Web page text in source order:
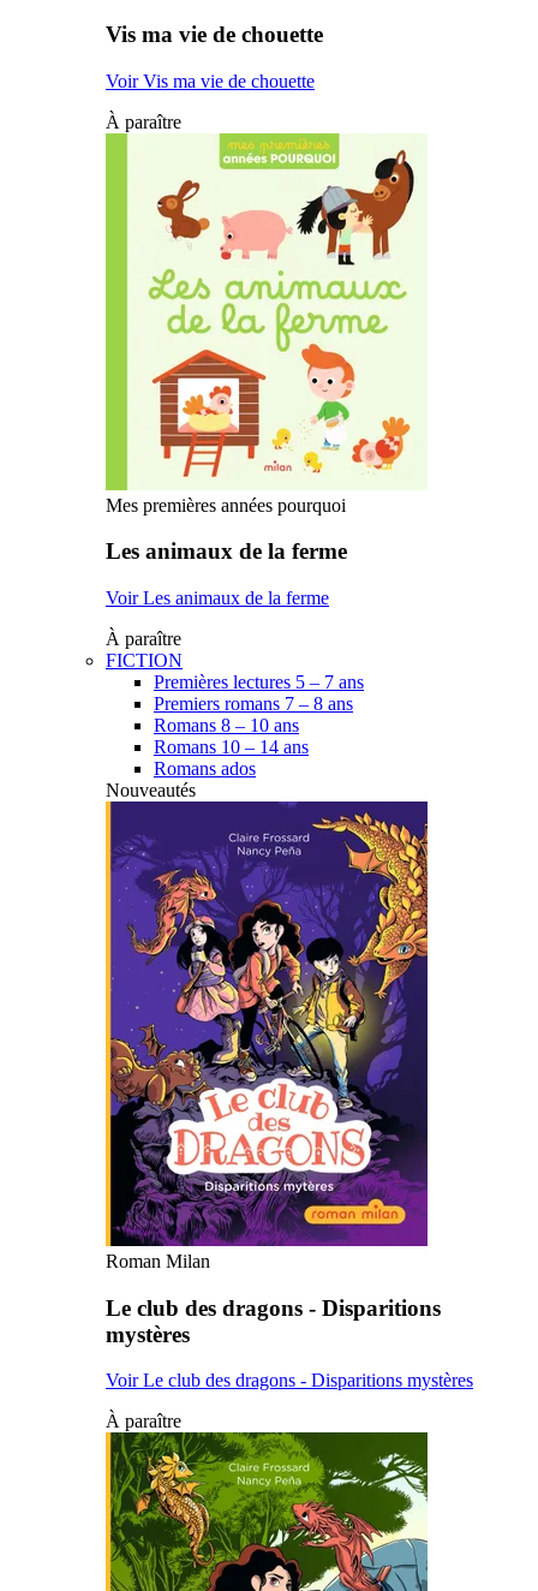
Vis ma vie de chouette
Voir Vis ma vie de chouette
À paraître
Mes premières années pourquoi
Les animaux de la ferme
Voir Les animaux de la ferme
À paraître
FICTION
Premières lectures 5 – 7 ans
Premiers romans 7 – 8 ans
Romans 8 – 10 ans
Romans 10 – 14 ans
Romans ados
Nouveautés
Roman Milan
Le club des dragons - Disparitions
mystères
Voir Le club des dragons - Disparitions mystères
À paraître